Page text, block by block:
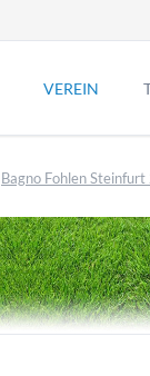
VEREIN
Bagno Fohlen